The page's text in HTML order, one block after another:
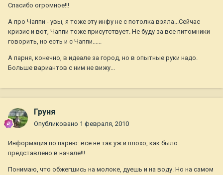
Спасибо огромное!!!
А про Чаппи - увы, я тоже эту инфу не с потолка взяла...Сейчас
кризис и вот, Чаппи тоже присутствует. Не буду за все питомники
говорить, но есть и с Чаппи......
А парня, конечно, в идеале за город, но в опытные руки надо.
Больше вариантов с ним не вижу...
Груня
Опубликовано 1 февраля, 2010
Информация по парню: все не так уж и плохо, как было
представлено в начале!!!
Понимаю, что обжегшись на молоке, дуешь и на воду. Но на самом